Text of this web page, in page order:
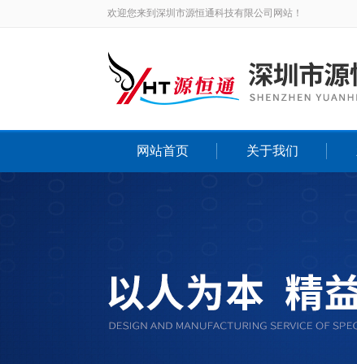
欢迎您来到深圳市源恒通科技有限公司网站！
网站首页 关于我们